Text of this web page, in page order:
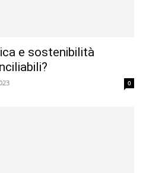
e sostenibilità
0